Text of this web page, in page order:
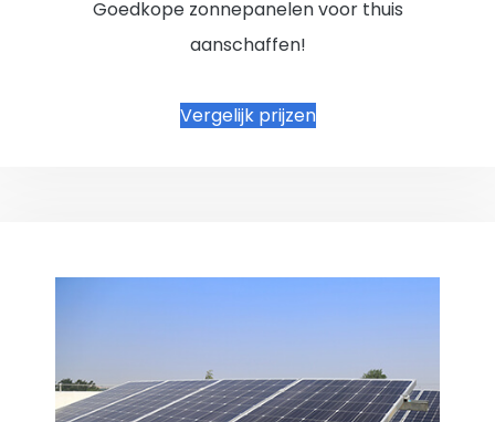
Goedkope zonnepanelen voor thuis
aanschaffen!
Vergelijk prijzen